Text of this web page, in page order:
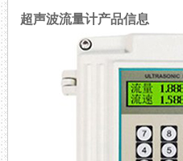
超声波流量计产品信息